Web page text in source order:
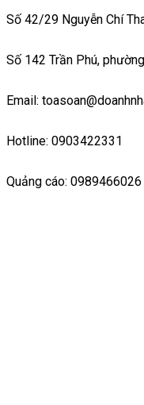
Số 42/29 Nguyễn Chí
Số 142 Trần Phú,
Email:
Hotline: 0903422331
Quảng cáo: 0989466026